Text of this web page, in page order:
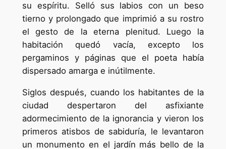
su espíritu. Selló sus labios con un beso
tierno y prolongado que imprimió a su rostro
el gesto de la eterna plenitud. Luego la
habitación quedó vacía, excepto los
pergaminos y páginas que el poeta había
dispersado amarga e inútilmente.
Siglos después, cuando los habitantes de la
ciudad despertaron del asfixiante
adormecimiento de la ignorancia y vieron los
primeros atisbos de sabiduría, le levantaron
un monumento en el jardín más bello de la